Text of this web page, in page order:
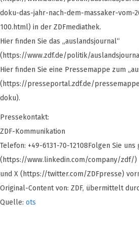
doku-das-jahr-nach-dem-massaker-vom-
100.html) in der ZDFmediathek.
Hier finden Sie das „auslandsjournal“
(https://www.zdf.de/politik/
Hier finden Sie eine Pressemappe zum
(https://presseportal.zdf.de/
doku).
Pressekontakt:
ZDF-Kommunikation
Telefon: +49-6131-70-12108Folgen Sie
(https://www.linkedin.com/company/zdf/)
und X (https://twitter.com/ZDFpresse)
Original-Content von: ZDF, übermittelt
Quelle: ots